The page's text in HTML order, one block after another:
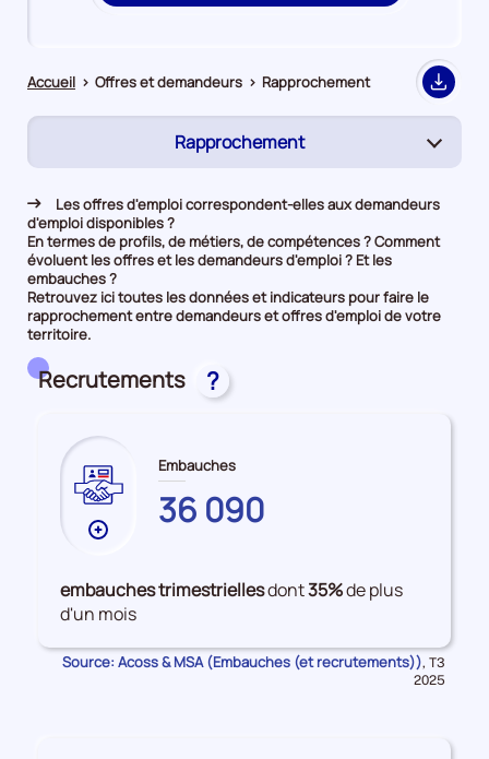
Accueil > Offres et demandeurs > Rapprochement Export
Rapprochement
(page
Demandeurs d'emploi
Offres d’emploi
Les offres d'emploi correspondent-elles aux demandeurs
d'emploi disponibles ?
En termes de profils, de métiers, de compétences ? Comment
évoluent les offres et les demandeurs d'emploi ? Et les
embauches ?
Retrouvez ici toutes les données et indicateurs pour faire le
rapprochement entre demandeurs et offres d'emploi de votre
territoire.
Recrutements ?
Plus
données
sur
les
Embauches
Embauches
LOT-
ET-
36 090
embauches trimestriellesdont35%de plus
d'un mois
Source: Acoss & MSA (Embauches (et recrutements)), Données
pour
T3
2025